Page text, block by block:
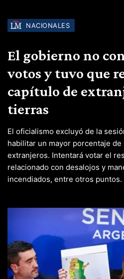
NACIONALES
El gobierno no
votos y tuvo que
capítulo de
tierras
El oficialismo excluyó de la
habilitar un mayor porcentaje
extranjeros. Intentará votar el
relacionado con desalojos y
incendiados, entre otros puntos.